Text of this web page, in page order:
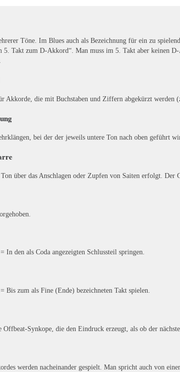
Töne. Im Blues auch als Bezeichnung für ein zu
5. Takt zum D-Akkord“. Man muss im 5. Takt aber keinen
Akkorde, die mit Buchstaben und Ziffern abgekürzt werden
bei der der jeweils untere Ton nach oben geführt
über das Anschlagen oder Zupfen von Saiten erfolgt. Der
In den als Coda angezeigten Schlussteil springen.
Bis zum als Fine (Ende) bezeichneten Takt spielen.
Synkope, die den Eindruck erzeugt, als ob der
werden nacheinander gespielt. Man spricht auch von